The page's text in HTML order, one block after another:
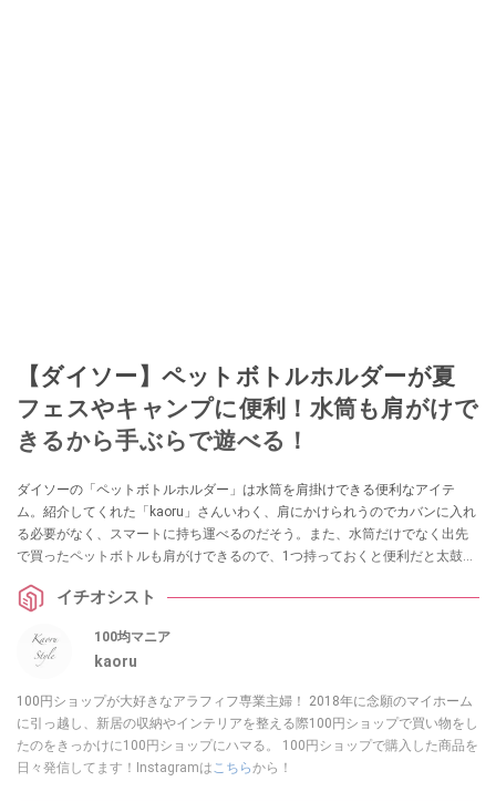
【ダイソー】ペットボトルホルダーが夏
フェスやキャンプに便利！水筒も肩がけで
きるから手ぶらで遊べる！
ダイソーの「ペットボトルホルダー」は水筒を肩掛けできる便利なアイテ
ム。紹介してくれた「kaoru」さんいわく、肩にかけられうのでカバンに入れ
る必要がなく、スマートに持ち運べるのだそう。また、水筒だけでなく出先
で買ったペットボトルも肩がけできるので、1つ持っておくと便利だと太鼓判
イチオシスト
100均マニア
kaoru
100円ショップが大好きなアラフィフ専業主婦！ 2018年に念願のマイホーム
に引っ越し、新居の収納やインテリアを整える際100円ショップで買い物をし
たのをきっかけに100円ショップにハマる。 100円ショップで購入した商品を
日々発信してます！Instagramはこちらから！